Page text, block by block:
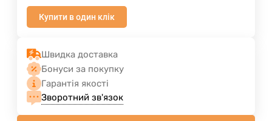
Купити в один клік
Швидка доставка
Бонуси за покупку
Гарантія якості
Зворотний зв'язок